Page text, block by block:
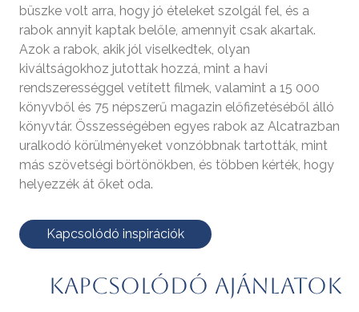
büszke volt arra, hogy jó ételeket szolgál fel, és a
rabok annyit kaptak belőle, amennyit csak akartak.
Azok a rabok, akik jól viselkedtek, olyan
kiváltságokhoz jutottak hozzá, mint a havi
rendszerességgel vetített filmek, valamint a 15 000
könyvből és 75 népszerű magazin előfizetéséből álló
könyvtár. Összességében egyes rabok az Alcatrazban
uralkodó körülményeket vonzóbbnak tartották, mint
más szövetségi börtönökben, és többen kérték, hogy
helyezzék át őket oda.
Kapcsolódó inspirációk
Kapcsolódó ajánlatok